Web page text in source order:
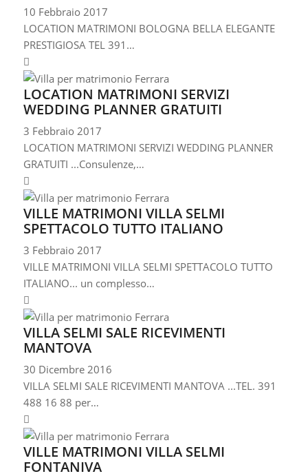
10 Febbraio 2017
LOCATION MATRIMONI BOLOGNA BELLA ELEGANTE
PRESTIGIOSA TEL 391…
LOCATION MATRIMONI SERVIZI
WEDDING PLANNER GRATUITI
3 Febbraio 2017
LOCATION MATRIMONI SERVIZI WEDDING PLANNER
GRATUITI ...Consulenze,…
VILLE MATRIMONI VILLA SELMI
SPETTACOLO TUTTO ITALIANO
3 Febbraio 2017
VILLE MATRIMONI VILLA SELMI SPETTACOLO TUTTO
ITALIANO... un complesso…
VILLA SELMI SALE RICEVIMENTI
MANTOVA
30 Dicembre 2016
VILLA SELMI SALE RICEVIMENTI MANTOVA ...TEL. 391
488 16 88 per…
VILLE MATRIMONI VILLA SELMI
FONTANIVA